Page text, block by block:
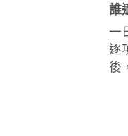
誰
一
逐
後